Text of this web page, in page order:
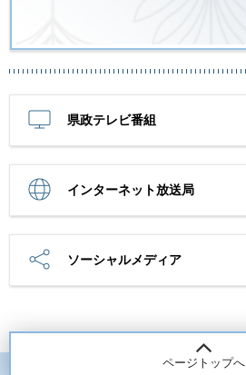
県政テレビ番組
インターネット放送局
ソーシャルメディア
ページトップへ